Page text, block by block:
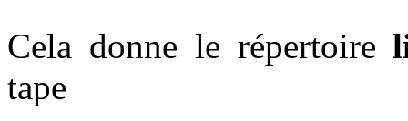
Cela donne le répertoire
tape